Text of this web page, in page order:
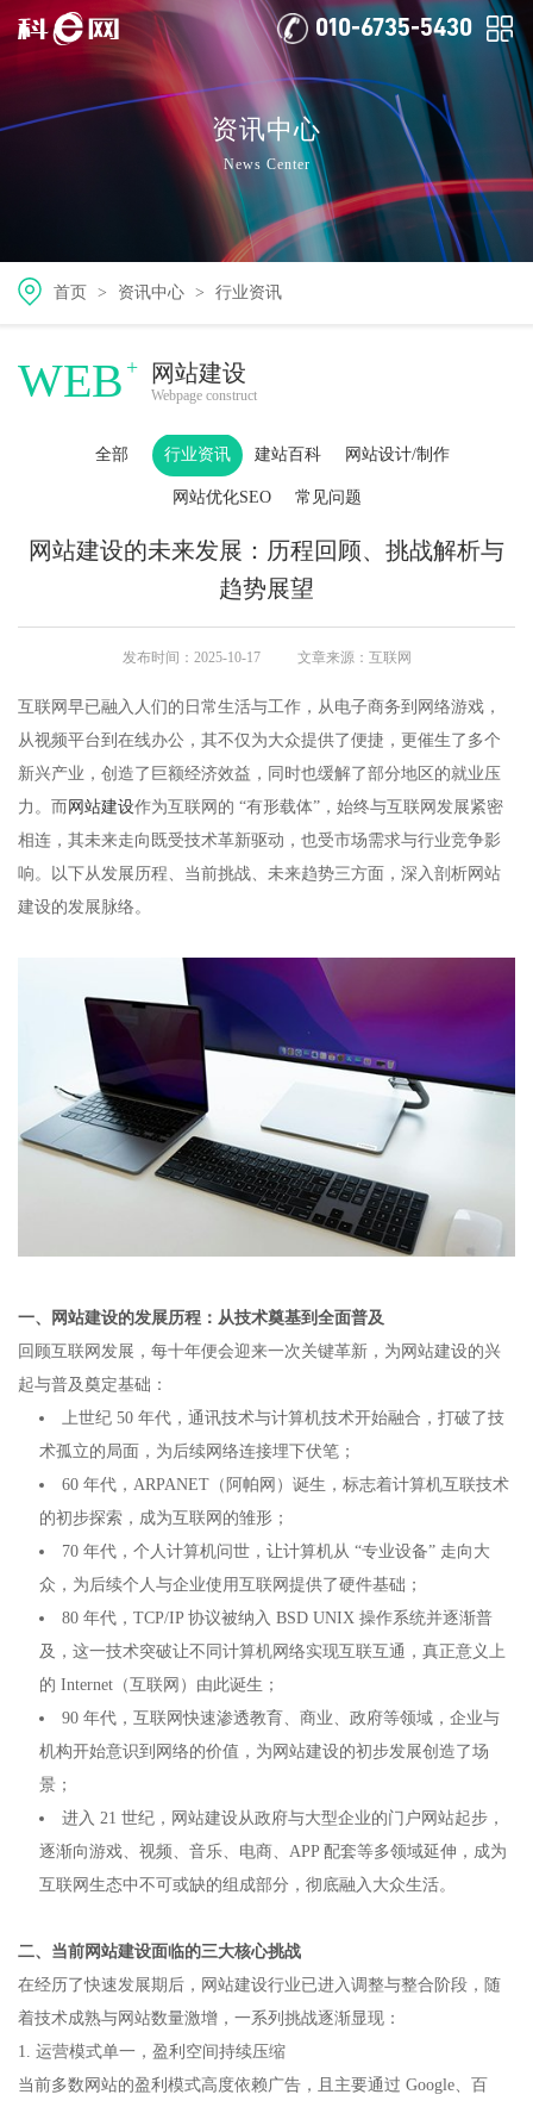
010-6735-5430
资讯中心
News Center
首页 > 资讯中心 > 行业资讯
WEB + 网站建设
Webpage construct
全部 行业资讯 建站百科 网站设计/制作
网站优化SEO 常见问题
网站建设的未来发展：历程回顾、挑战解析与
趋势展望
发布时间：2025-10-17 文章来源：互联网
互联网早已融入人们的日常生活与工作，从电子商务到网络游戏，
从视频平台到在线办公，其不仅为大众提供了便捷，更催生了多个
新兴产业，创造了巨额经济效益，同时也缓解了部分地区的就业压
力。而 网站建设作为互联网的 “有形载体”，始终与互联网发展紧密
相连，其未来走向既受技术革新驱动，也受市场需求与行业竞争影
响。以下从发展历程、当前挑战、未来趋势三方面，深入剖析网站
建设的发展脉络。​
一、网站建设的发展历程：从技术奠基到全面普及​
回顾互联网发展，每十年便会迎来一次关键革新，为网站建设的兴
起与普及奠定基础：​
上世纪 50 年代，通讯技术与计算机技术开始融合，打破了技
术孤立的局面，为后续网络连接埋下伏笔；​
60 年代，ARPANET（阿帕网）诞生，标志着计算机互联技术
的初步探索，成为互联网的雏形；​
70 年代，个人计算机问世，让计算机从 “专业设备” 走向大
众，为后续个人与企业使用互联网提供了硬件基础；​
80 年代，TCP/IP 协议被纳入 BSD UNIX 操作系统并逐渐普
及，这一技术突破让不同计算机网络实现互联互通，真正意义上
的 Internet（互联网）由此诞生；​
90 年代，互联网快速渗透教育、商业、政府等领域，企业与
机构开始意识到网络的价值，为网站建设的初步发展创造了场
景；​
进入 21 世纪，网站建设从政府与大型企业的门户网站起步，
逐渐向游戏、视频、音乐、电商、APP 配套等多领域延伸，成为
互联网生态中不可或缺的组成部分，彻底融入大众生活。​
二、当前网站建设面临的三大核心挑战​
在经历了快速发展期后，网站建设行业已进入调整与整合阶段，随
着技术成熟与网站数量激增，一系列挑战逐渐显现：​
1. 运营模式单一，盈利空间持续压缩​
当前多数网站的盈利模式高度依赖广告，且主要通过 Google、百